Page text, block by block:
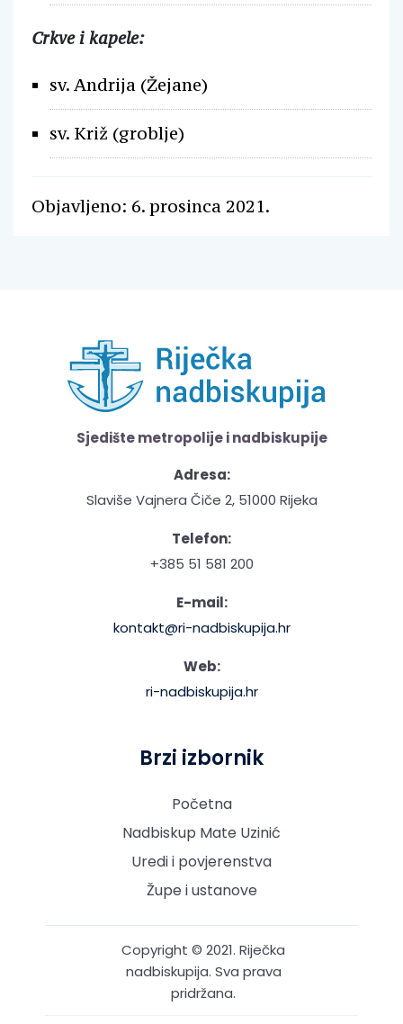
Crkve i kapele:
sv. Andrija (Žejane)
sv. Križ (groblje)
Objavljeno: 6. prosinca 2021.
Sjedište metropolije i nadbiskupije
Adresa:
Slaviše Vajnera Čiče 2, 51000 Rijeka
Telefon:
+385 51 581 200
E-mail:
kontakt@ri-nadbiskupija.hr
Web:
ri-nadbiskupija.hr
Brzi izbornik
Početna
Nadbiskup Mate Uzinić
Uredi i povjerenstva
Župe i ustanove
Copyright © 2021. Riječka
nadbiskupija. Sva prava
pridržana.